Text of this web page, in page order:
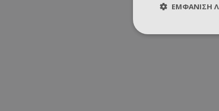
ΕΜΦΆΝΙΣΗ